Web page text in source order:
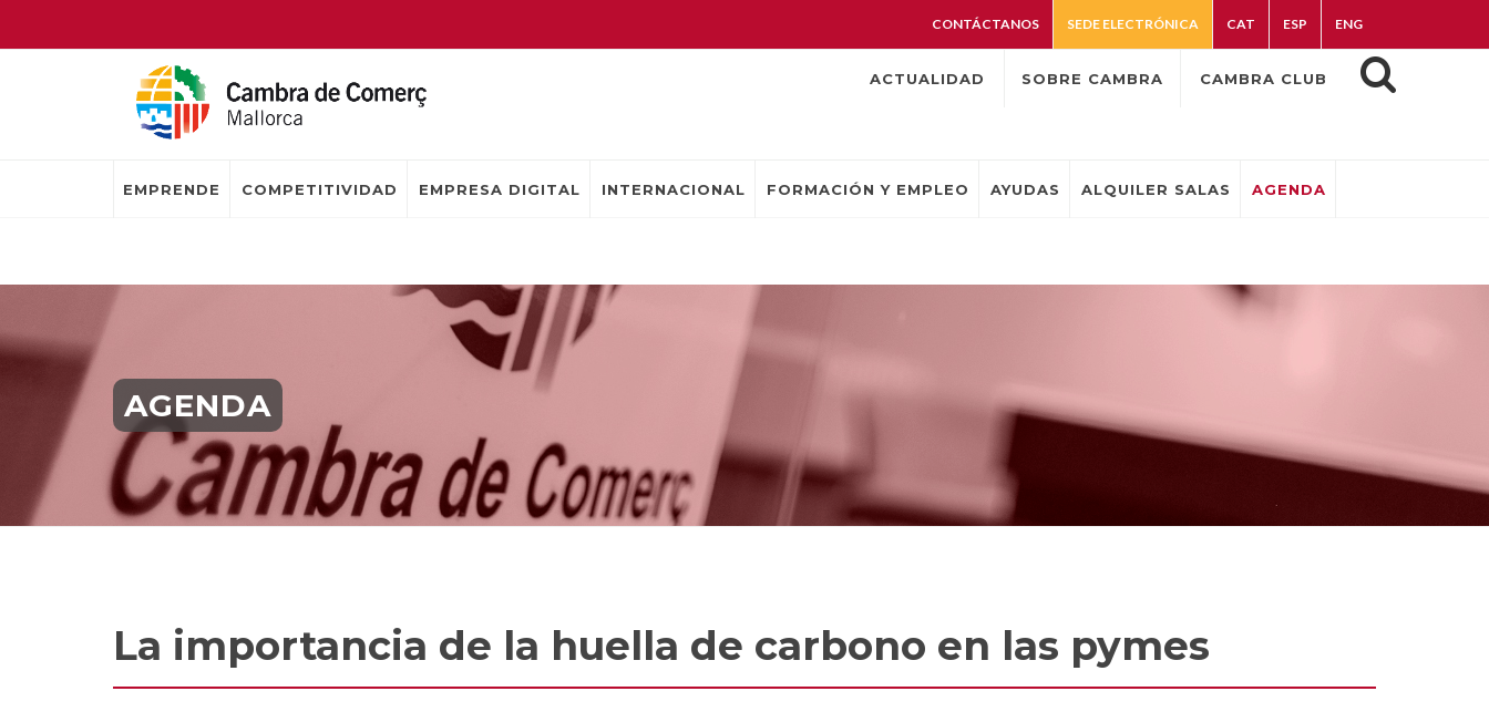
CONTÁCTANOS SEDE ELECTRÓNICA CAT ESP ENG
ACTUALIDAD SOBRE CAMBRA CAMBRA CLUB
EMPRENDE COMPETITIVIDAD EMPRESA DIGITAL INTERNACIONAL FORMACIÓN Y EMPLEO AYUDAS ALQUILER SALAS AGENDA
AGENDA
La importancia de la huella de carbono en las pymes